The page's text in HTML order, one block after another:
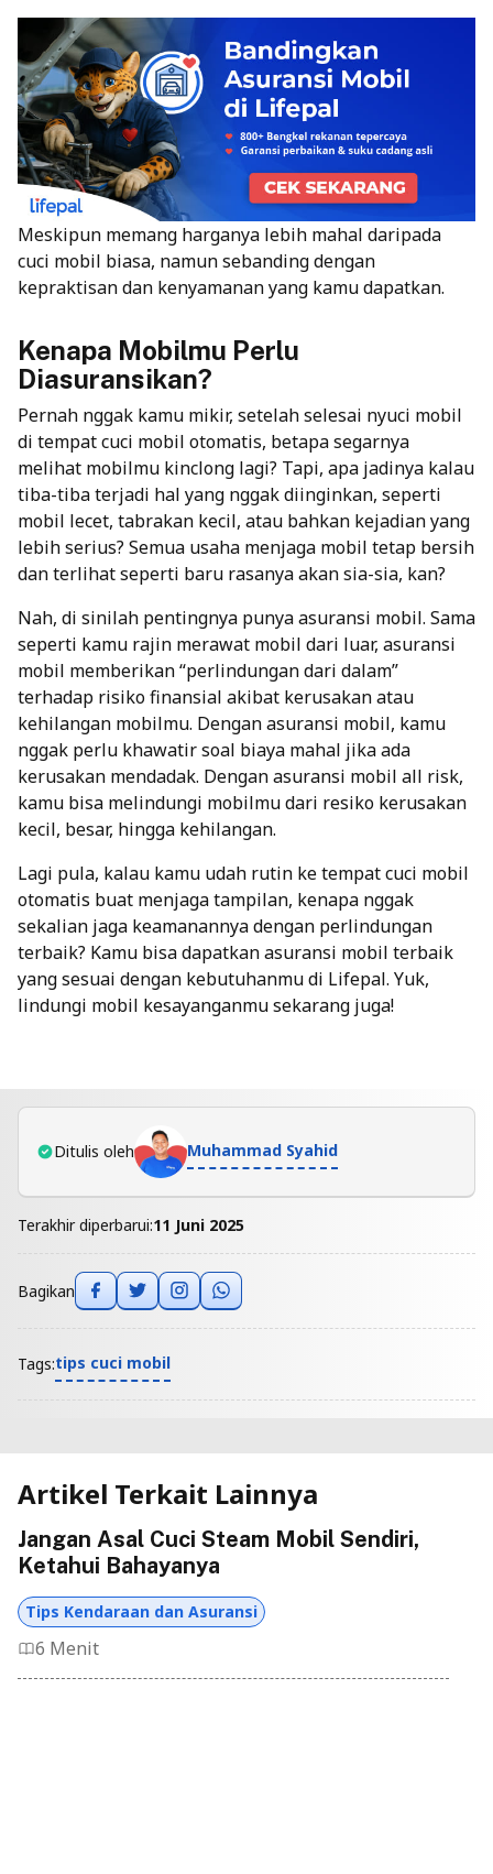
Meskipun memang harganya lebih mahal daripada
cuci mobil biasa, namun sebanding dengan
kepraktisan dan kenyamanan yang kamu dapatkan.
Kenapa Mobilmu Perlu
Diasuransikan?
Pernah nggak kamu mikir, setelah selesai nyuci mobil
di tempat cuci mobil otomatis, betapa segarnya
melihat mobilmu kinclong lagi? Tapi, apa jadinya kalau
tiba-tiba terjadi hal yang nggak diinginkan, seperti
mobil lecet, tabrakan kecil, atau bahkan kejadian yang
lebih serius? Semua usaha menjaga mobil tetap bersih
dan terlihat seperti baru rasanya akan sia-sia, kan?
Nah, di sinilah pentingnya punya asuransi mobil. Sama
seperti kamu rajin merawat mobil dari luar, asuransi
mobil memberikan “perlindungan dari dalam”
terhadap risiko finansial akibat kerusakan atau
kehilangan mobilmu. Dengan asuransi mobil, kamu
nggak perlu khawatir soal biaya mahal jika ada
kerusakan mendadak. Denganasuransi mobil all risk,
kamu bisa melindungi mobilmu dari resiko kerusakan
kecil, besar, hingga kehilangan.
Lagi pula, kalau kamu udah rutin ke tempat cuci mobil
otomatis buat menjaga tampilan, kenapa nggak
sekalian jaga keamanannya dengan perlindungan
terbaik? Kamu bisa dapatkanasuransi mobil terbaik
yang sesuai dengan kebutuhanmu di Lifepal. Yuk,
lindungi mobil kesayanganmu sekarang juga!
Ditulis oleh Muhammad Syahid
Terakhir diperbarui:11 Juni 2025
Bagikan
Tags:tips cuci mobil
Artikel Terkait Lainnya
Jangan Asal Cuci Steam Mobil Sendiri,
Ketahui Bahayanya
Tips Kendaraan dan Asuransi
6 Menit